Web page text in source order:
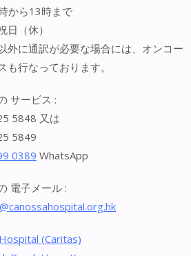
から13時まで
日（休）
外に通訳が必要な場合には、オンコー
も行なっております。
サービス :
5848 又は
5849
0389 WhatsApp
電子メール :
(Caritas)